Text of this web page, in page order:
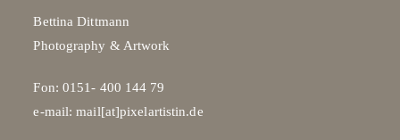
Bettina Dittmann
Photography & Artwork
Fon: 0151- 400 144 79
e-mail: mail[at]pixelartistin.de